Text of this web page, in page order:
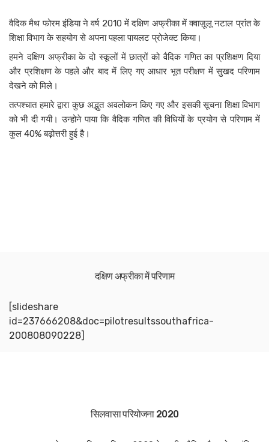
वैदिक मैथ फोरम इंडिया ने वर्ष 2010 में दक्षिण अफ्रीका में क्वाज़ूलू नटाल प्रांत के
शिक्षा विभाग के सहयोग से अपना पहला पायलट प्रोजेक्ट किया।
हमने दक्षिण अफ्रीका के दो स्कूलों में छात्रों को वैदिक गणित का प्रशिक्षण दिया
और प्रशिक्षण के पहले और बाद में लिए गए आधार भूत परीक्षण में सुखद परिणाम
देखने को मिले।
तत्पश्चात हमारे द्वारा कुछ अद्भुत अवलोकन किए गए और इसकी सूचना शिक्षा विभाग
को भी दी गयी। उन्होने पाया कि वैदिक गणित की विधियों के प्रयोग से परिणाम में
कुल 40% बढ़ोत्तरी हुई है।
दक्षिण अफ्रीका में परिणाम
[slideshare
id=237666208&doc=pilotresultssouthafrica-
200808090228]
सिलवासा परियोजना 2020